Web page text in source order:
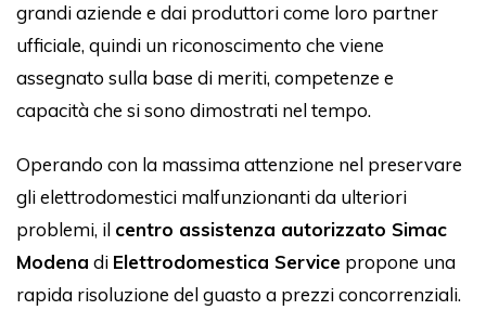
grandi aziende e dai produttori come loro partner
ufficiale, quindi un riconoscimento che viene
assegnato sulla base di meriti, competenze e
capacità che si sono dimostrati nel tempo.
Operando con la massima attenzione nel preservare
gli elettrodomestici malfunzionanti da ulteriori
problemi, il centro assistenza autorizzato Simac
Modena di Elettrodomestica Service propone una
rapida risoluzione del guasto a prezzi concorrenziali.